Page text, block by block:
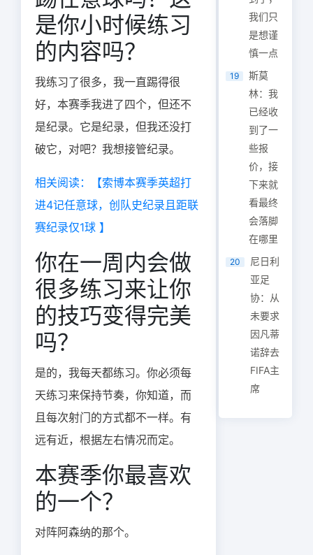
是你小时候练习
的内容吗？
我练习了很多，我一直踢得很
好，本赛季我进了四个，但还不
是纪录。它是纪录，但我还没打
破它，对吧？我想接管纪录。
相关阅读：【索博本赛季英超打
进4记任意球，创队史纪录且距联
赛纪录仅1球 】
你在一周内会做
很多练习来让你
的技巧变得完美
吗？
是的，我每天都练习。你必须每
天练习来保持节奏，你知道，而
且每次射门的方式都不一样。有
远有近，根据左右情况而定。
本赛季你最喜欢
的一个？
对阵阿森纳的那个。
我们只
是想谨
慎一点
19
斯莫
林：我
已经收
到了一
些报
价，接
下来就
看最终
会落脚
在哪里
20
尼日利
亚足
协：从
未要求
因凡蒂
诺辞去
FIFA主
席